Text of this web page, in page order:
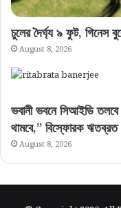
চুলের দৈর্ঘ্য ৯ ফুট, গিনেস
August 8, 2026
ভবানী ভবনে সিআইডি তলবে
থামবে,” বিস্ফোরক ঋতব্রত
August 8, 2026